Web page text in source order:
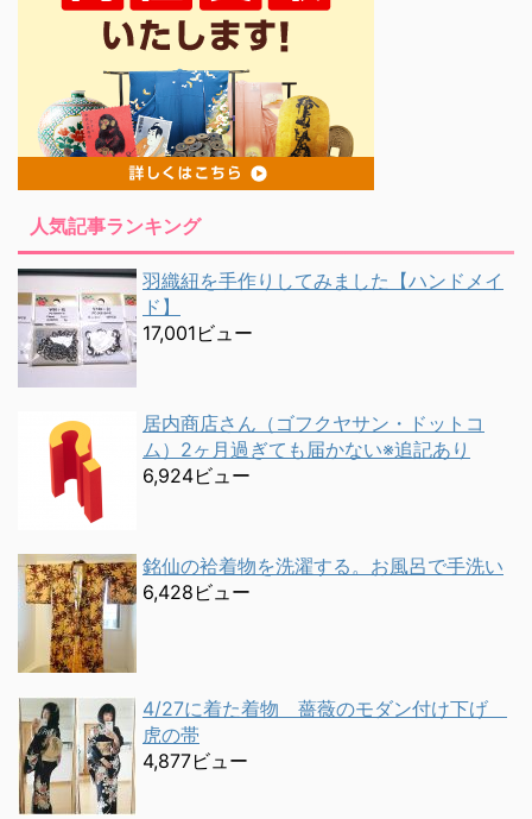
人気記事ランキング
羽織紐を手作りしてみました【ハンドメイ
ド】
17,001ビュー
居内商店さん（ゴフクヤサン・ドットコ
ム）2ヶ月過ぎても届かない※追記あり
6,924ビュー
銘仙の袷着物を洗濯する。お風呂で手洗い
6,428ビュー
4/27に着た着物 薔薇のモダン付け下げ
虎の帯
4,877ビュー